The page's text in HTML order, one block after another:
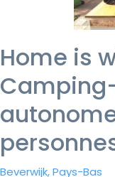
Home is
Beverwijk, Pays-Bas